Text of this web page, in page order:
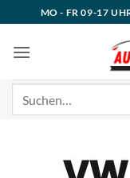
Inhalt
springen
MO - FR 09-17